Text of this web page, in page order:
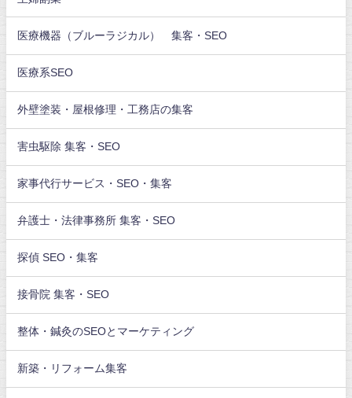
医療機器（ブルーラジカル） 集客・SEO
医療系SEO
外壁塗装・屋根修理・工務店の集客
害虫駆除 集客・SEO
家事代行サービス・SEO・集客
弁護士・法律事務所 集客・SEO
探偵 SEO・集客
接骨院 集客・SEO
整体・鍼灸のSEOとマーケティング
新築・リフォーム集客